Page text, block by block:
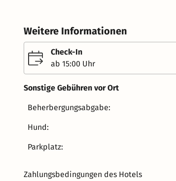
Sie von hier aus beim Wandern im
Winter beim Skifahren in Winterberg in
Motorradfahren unzählige Kurven durch
Wäldern und Wiesen! Wir wünschen Ihnen nun viel Spaß beim Stöbern auf unserer Website und freuen uns auf
Ihren Besuch im schönen Sauerland. Ihre Familie Guntermann und das Team vom Hotel Haus zur Sonne im
Sauerland
Weitere Informationen
Check-In
ab 15:00 Uhr
Sonstige Gebühren vor Ort
Beherbergungsabgabe:
Hund:
Parkplatz:
Zahlungsbedingungen des Hotels